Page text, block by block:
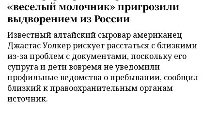
«веселый молочник» пригрозили
выдворением из России
Известный алтайский сыровар американец
Джастас Уолкер рискует расстаться с близкими
из-за проблем с документами, поскольку его
супруга и дети вовремя не уведомили
профильные ведомства о пребывании, сообщил
близкий к правоохранительным органам
источник.